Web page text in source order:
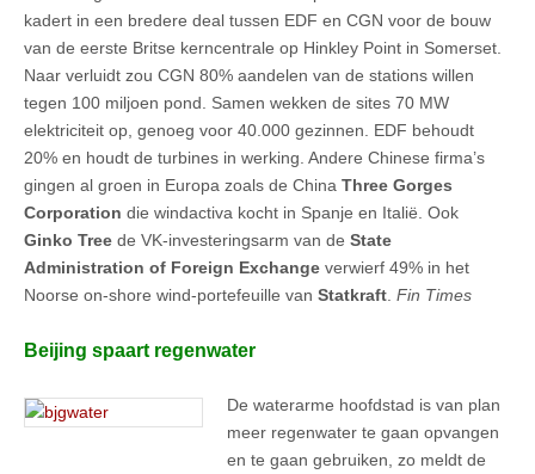
kadert in een bredere deal tussen EDF en CGN voor de bouw
van de eerste Britse kerncentrale op Hinkley Point in Somerset.
Naar verluidt zou CGN 80% aandelen van de stations willen
tegen 100 miljoen pond. Samen wekken de sites 70 MW
elektriciteit op, genoeg voor 40.000 gezinnen. EDF behoudt
20% en houdt de turbines in werking. Andere Chinese firma’s
gingen al groen in Europa zoals de China Three Gorges
Corporation die windactiva kocht in Spanje en Italië. Ook
Ginko Tree de VK-investeringsarm van de State
Administration of Foreign Exchange verwierf 49% in het
Noorse on-shore wind-portefeuille van Statkraft Fin Times
Beijing spaart regenwater
De waterarme hoofdstad is van plan
meer regenwater te gaan opvangen
en te gaan gebruiken, zo meldt de